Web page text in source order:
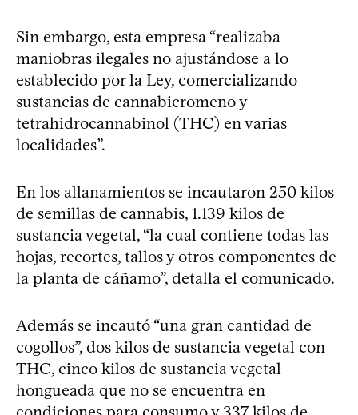
Sin embargo, esta empresa “realizaba
maniobras ilegales no ajustándose a lo
establecido por la Ley, comercializando
sustancias de cannabicromeno y
tetrahidrocannabinol (THC) en varias
localidades”.
En los allanamientos se incautaron 250 kilos
de semillas de cannabis, 1.139 kilos de
sustancia vegetal, “la cual contiene todas las
hojas, recortes, tallos y otros componentes de
la planta de cáñamo”, detalla el comunicado.
Además se incautó “una gran cantidad de
cogollos”, dos kilos de sustancia vegetal con
THC, cinco kilos de sustancia vegetal
hongueada que no se encuentra en